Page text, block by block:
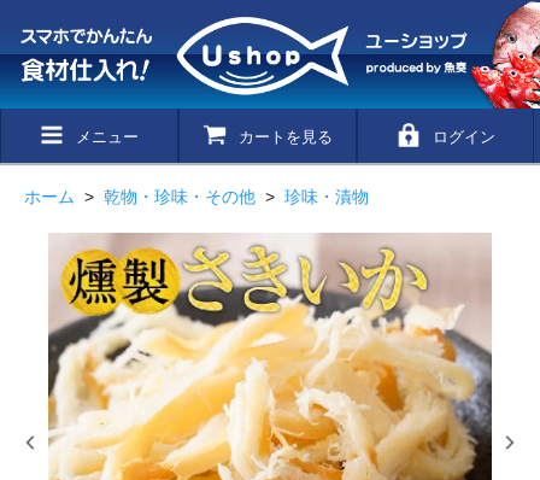
メニュー カートを見る ログイン
ホーム > 乾物・珍味・その他 > 珍味・漬物